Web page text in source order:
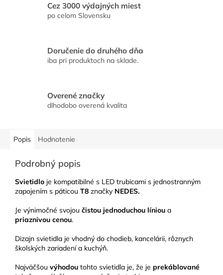
Cez 3000 výdajných miest
po celom Slovensku
Doručenie do druhého dňa
iba pri produktoch na sklade.
Overené značky
dlhodobo overená kvalita
Popis Hodnotenie
Podrobný popis
Svietidlo je kompatibilné s LED trubicami s jednostranným
zapojením s päticou T8 značky NEDES.
Je výnimočné svojou čistou jednoduchou líniou a
priaznivou cenou.
Dizajn svietidla je vhodný do chodieb, kancelárii, rôznych
školských zariadení a kuchýň.
Najväčšou výhodou tohto svietidla je, že je prekáblované